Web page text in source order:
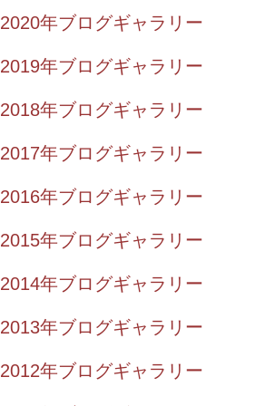
2020年ブログギャラリー
2019年ブログギャラリー
2018年ブログギャラリー
2017年ブログギャラリー
2016年ブログギャラリー
2015年ブログギャラリー
2014年ブログギャラリー
2013年ブログギャラリー
2012年ブログギャラリー